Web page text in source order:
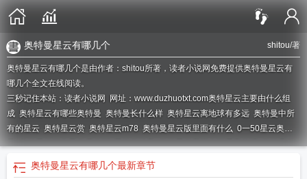
shitou/著
奥特曼星云有哪几个
奥特曼星云有哪几个是由作者：shitou所著，读者小说网免费提供奥特曼星云有
哪几个全文在线阅读。
三秒记住本站：读者小说网 网址：www.duzhuotxt.com奥特星云主要由什么组
成 奥特星云有哪些奥特曼 奥特曼长什么样 奥特星云离地球有多远 奥特曼中所
有的星云 奥特星云赏 奥特星云m78 奥特曼星云版里面有什么 0一50星云奥特
曼奥特星云记之雷奥尼克斯星云奥特曼奥特星云属于太阳系里的吗奥特曼的
星云叫什么
奥特星云是什么 奥特星云奖
带 050星云的奥特曼
奥特曼星云有哪几个最新章节